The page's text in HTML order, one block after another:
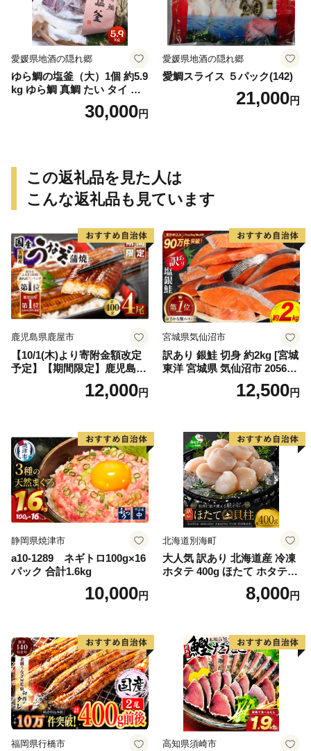
愛媛県地酒の隠れ郷
ゆら鯛の塩釜（大）1個 約5.9
kg ゆら鯛 真鯛 たい タイ 鯛
塩釜焼き 塩釜 魚 魚介類 海鮮
祝い事 お祝い ハレの日 食品
30,000円
愛媛県地酒の隠れ郷
愛鯛スライス ５パック(142)
21,000円
この返礼品を見た人は
こんな返礼品も見ています
鹿児島県鹿屋市
【10/1(木)より寄附金額改定
予定】【期間限定】鹿児島県
大隅産うなぎ蒲焼4尾（400
g） KN007-02312,000円
宮城県気仙沼市
訳あり 銀鮭 切身 約2kg [宮城
東洋 宮城県 気仙沼市 205649
91] 鮭 魚介類 海鮮 訳アリ 規
格外 不揃い さけ サケ 鮭切身
切り身 魚 わけあり
12,500円
静岡県焼津市
a10-1289 ネギトロ100g×16
パック 合計1.6kg
10,000円
北海道別海町
大人気 訳あり 北海道産 冷凍
ホタテ 400g ほたて ホタテ
8,000円
福岡県行橋市 高知県須崎市